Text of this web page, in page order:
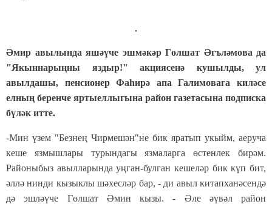
Әмир авылында яшәүче эшмәкәр Гөлшат Әгъләмова да
"Якыннарыңны яздыр!" акциясенә кушылды, ул
авылдашы, пенсионер Фаһирә апа Галимовага киләсе
елның беренче яртыеллыгына район газетасына подписка
бүләк итте.
-Мин үзем "Безнең Чирмешән"не бик яратып укыйм, аеруча
кеше язмышлары турындагы язмаларга өстенлек бирәм.
Районыбыз авылларында уңган-булган кешеләр бик күп бит,
әллә нинди кызыклы шәхесләр бар, - ди авыл китапханәсендә
дә эшләүче Гөлшат Әмин кызы. - Әле әүвәл район